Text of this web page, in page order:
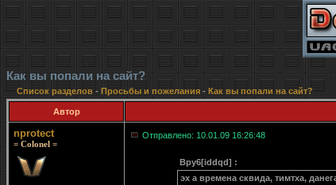
Как вы попали на сайт?
Список разделов- Просьбы и пожелания - Как вы попали на сайт?
Автор
nprotect
= Colonel =
Отправлено: 10.01.09 16:26:48
Bpy6[iddqd] :
эх а времена сквида, тимтха,